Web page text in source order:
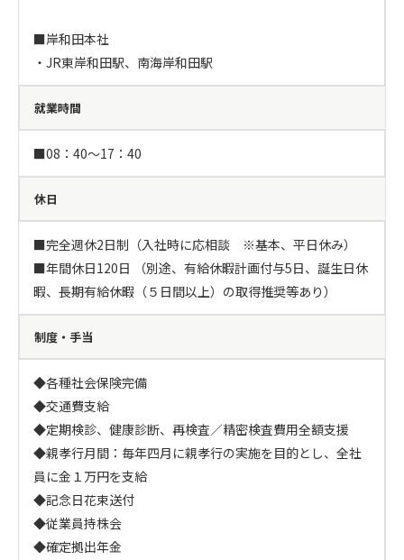
■岸和田本社
・JR東岸和田駅、南海岸和田駅
就業時間
■08：40～17：40
休日
■完全週休2日制（入社時に応相談　※基本、平日休み）
■年間休日120日 （別途、有給休暇計画付与5日、誕生日休
暇、長期有給休暇（５日間以上）の取得推奨等あり）
制度・手当
◆各種社会保険完備
◆交通費支給
◆定期検診、健康診断、再検査／精密検査費用全額支援
◆親孝行月間：毎年四月に親孝行の実施を目的とし、全社
員に金１万円を支給
◆記念日花束送付
◆従業員持株会
◆確定拠出年金